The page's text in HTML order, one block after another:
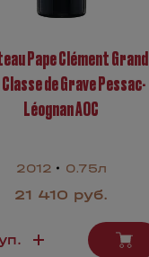
Pape Clément Grand
de Grave Pessac-
Léognan AOC
2012 0.75л
21 410 руб.